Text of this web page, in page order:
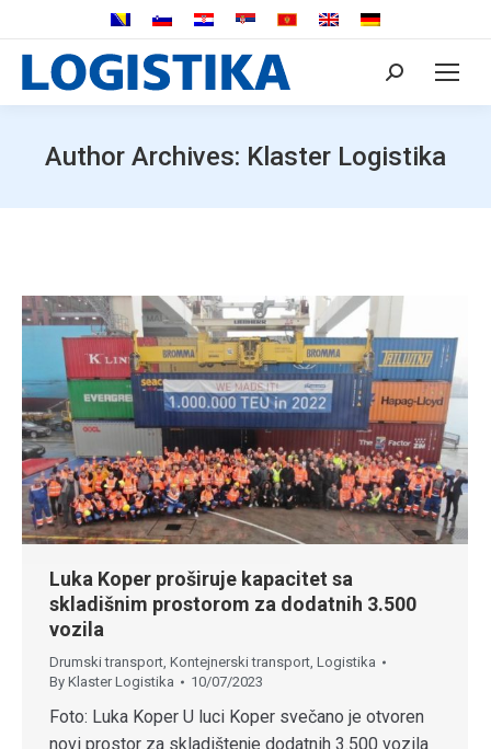
Search:
Author Archives: Klaster Logistika
Luka Koper proširuje kapacitet sa
skladišnim prostorom za dodatnih 3.500
vozila
Drumski transport Kontejnerski transport Logistika
By Klaster Logistika 10/07/2023
Foto: Luka Koper U luci Koper svečano je otvoren
novi prostor za skladištenje dodatnih 3.500 vozila